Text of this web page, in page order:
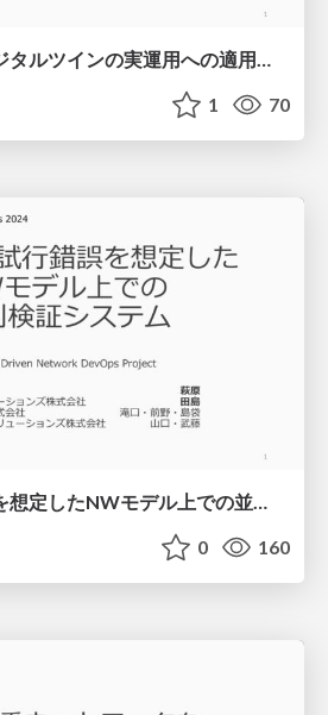
ネットワーク・デジタルツインの実運用への適用に立ちはだかる課題と対策/ood2025
1 70
運用者の試行錯誤を想定したNWモデル上での並列検証システム / ood2024
0 160